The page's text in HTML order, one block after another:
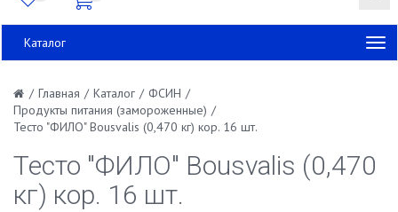
Каталог
/ Главная / Каталог / ФСИН /
Продукты питания (замороженные) /
Тесто "ФИЛО" Bousvalis (0,470 кг) кор. 16 шт.
Тесто "ФИЛО" Bousvalis (0,470
кг) кор. 16 шт.